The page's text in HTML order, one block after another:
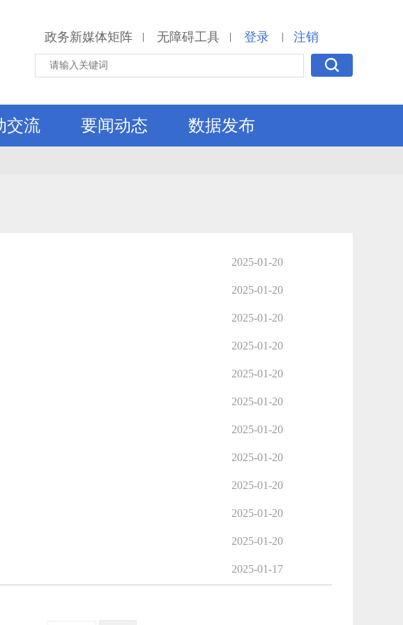
政务新媒体矩阵 | 无障碍工具 | 登录 | 注销
交流 要闻动态 数据发布
2025-01-20
2025-01-20
2025-01-20
2025-01-20
2025-01-20
2025-01-20
2025-01-20
2025-01-20
2025-01-20
2025-01-20
2025-01-20
2025-01-17